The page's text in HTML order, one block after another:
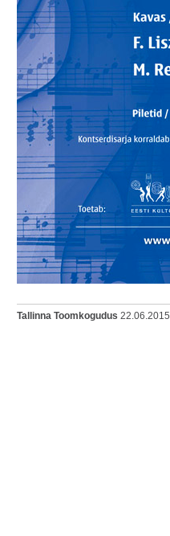
Tallinna Toomkogudus 22.06.2015